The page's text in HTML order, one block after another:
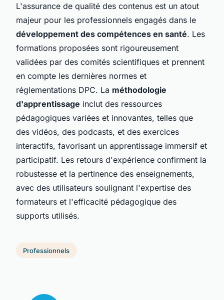
L'assurance de qualité des contenus est un atout
majeur pour les professionnels engagés dans le
développement des compétences en santé. Les
formations proposées sont rigoureusement
validées par des comités scientifiques et prennent
en compte les dernières normes et
réglementations DPC. La méthodologie
d'apprentissage inclut des ressources
pédagogiques variées et innovantes, telles que
des vidéos, des podcasts, et des exercices
interactifs, favorisant un apprentissage immersif et
participatif. Les retours d'expérience confirment la
robustesse et la pertinence des enseignements,
avec des utilisateurs soulignant l'expertise des
formateurs et l'efficacité pédagogique des
supports utilisés.
Professionnels